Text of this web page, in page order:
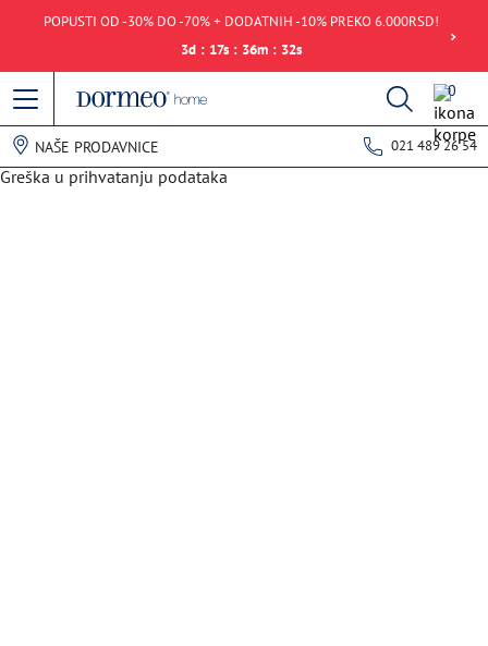
POPUSTI OD -30% DO -70% + DODATNIH -10% PREKO 6.000RSD!
3d : 17s : 36m : 32s
0
NAŠE PRODAVNICE 021 489 26 54
Greška u prihvatanju podataka